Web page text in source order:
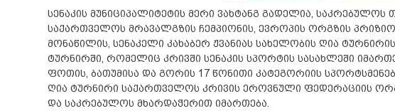
სენაკის მუნიციპალიტეტის მერი ვახტანგ გადელია,
საქართველოს მრავალგზის ჩემპიონის, ევროპის ორგზის
მონაწილის, სენაკელი კახაბერ ჟვანიას სახელობის ღია
ტურნირში, რომელიც კრივში სენაკის სპორტის სასახლეში
ფოთის, ბათუმისა და გორის 17 წონითი კატეგორიის
ღია ტურნირი საქართველოს კრივის ეროვნული ფედერაციის
და საკრებულოს მხარდაჭერით იმართება.